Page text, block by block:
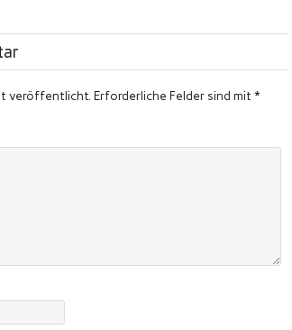
veröffentlicht. Erforderliche Felder sind mit *